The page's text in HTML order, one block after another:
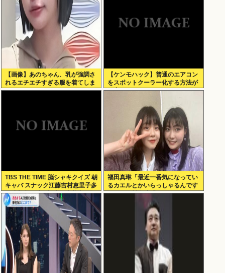
【画像】あのちゃん、乳が強調さ
れるエチエチすぎる服を着てしま
う！
【ケンモハック】普通のエアコン
をスポットクーラー化する方法が
発案される
TBS THE TIME 脳シャキクイズ 朝
キャバ スナック江藤吉村恵里子多
田成美安住紳一郎小沢光葵古田敬
郷
福田真琳「最近一番気になってい
るカエルとかいらっしゃるんです
か？」 川名凜「それがいるんで